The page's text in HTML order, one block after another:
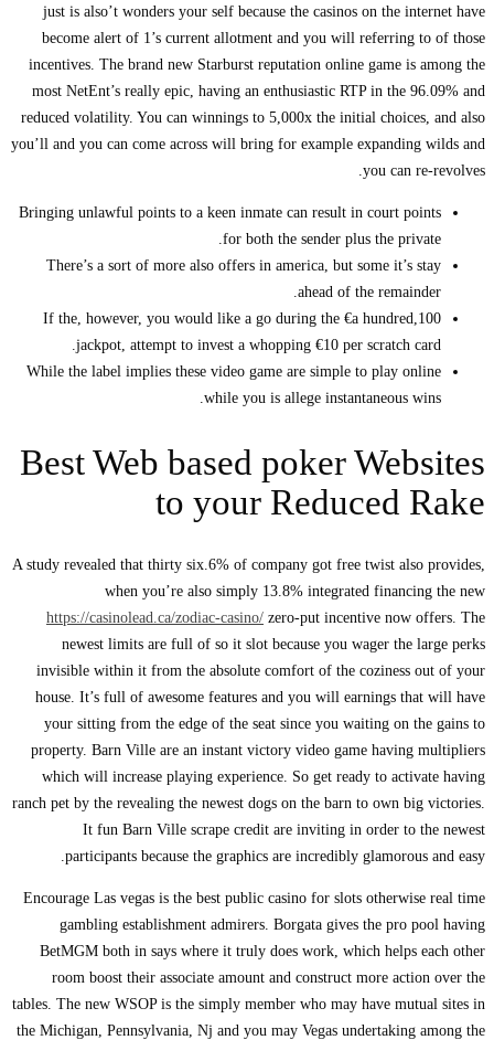
just is also’t wonders your self because the casinos on the internet have
become alert of 1’s current allotment and you will referring to of those
incentives. The brand new Starburst reputation online game is among the
most NetEnt’s really epic, having an enthusiastic RTP in the 96.09% and
reduced volatility. You can winnings to 5,000x the initial choices, and also
you’ll and you can come across will bring for example expanding wilds and
you can re-revolves.
Bringing unlawful points to a keen inmate can result in court points
for both the sender plus the private.
There’s a sort of more also offers in america, but some it’s stay
ahead of the remainder.
If the, however, you would like a go during the €a hundred,100
jackpot, attempt to invest a whopping €10 per scratch card.
While the label implies these video game are simple to play online
while you is allege instantaneous wins.
Best Web based poker Websites
to your Reduced Rake
A study revealed that thirty six.6% of company got free twist also provides,
when you’re also simply 13.8% integrated financing the new
https://casinolead.ca/zodiac-casino/ zero-put incentive now offers. The
newest limits are full of so it slot because you wager the large perks
invisible within it from the absolute comfort of the coziness out of your
house. It’s full of awesome features and you will earnings that will have
your sitting from the edge of the seat since you waiting on the gains to
property. Barn Ville are an instant victory video game having multipliers
which will increase playing experience. So get ready to activate having
ranch pet by the revealing the newest dogs on the barn to own big victories.
It fun Barn Ville scrape credit are inviting in order to the newest
participants because the graphics are incredibly glamorous and easy.
Encourage Las vegas is the best public casino for slots otherwise real time
gambling establishment admirers. Borgata gives the pro pool having
BetMGM both in says where it truly does work, which helps each other
room boost their associate amount and construct more action over the
tables. The new WSOP is the simply member who may have mutual sites in
the Michigan, Pennsylvania, Nj and you may Vegas undertaking among the